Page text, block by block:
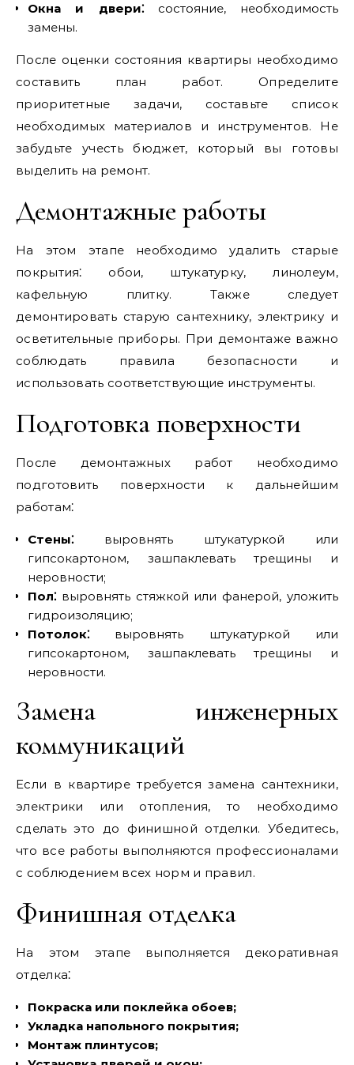
Окна и двери⁚состояние‚ необходимость
замены.
После оценки состояния квартиры необходимо
составить план работ. Определите
приоритетные задачи‚ составьте список
необходимых материалов и инструментов. Не
забудьте учесть бюджет‚ который вы готовы
выделить на ремонт.
Демонтажные работы
На этом этапе необходимо удалить старые
покрытия⁚ обои‚ штукатурку‚ линолеум‚
кафельную плитку. Также следует
демонтировать старую сантехнику‚ электрику и
осветительные приборы. При демонтаже важно
соблюдать правила безопасности и
использовать соответствующие инструменты.
Подготовка поверхности
После демонтажных работ необходимо
подготовить поверхности к дальнейшим
работам⁚
Стены⁚выровнять штукатуркой или
гипсокартоном‚ зашпаклевать трещины и
неровности;
Пол⁚выровнять стяжкой или фанерой‚ уложить
гидроизоляцию;
Потолок⁚выровнять штукатуркой или
гипсокартоном‚ зашпаклевать трещины и
неровности.
Замена инженерных
коммуникаций
Если в квартире требуется замена сантехники‚
электрики или отопления‚ то необходимо
сделать это до финишной отделки. Убедитесь‚
что все работы выполняются профессионалами
с соблюдением всех норм и правил.
Финишная отделка
На этом этапе выполняется декоративная
отделка⁚
Покраска или поклейка обоев;
Укладка напольного покрытия;
Монтаж плинтусов;